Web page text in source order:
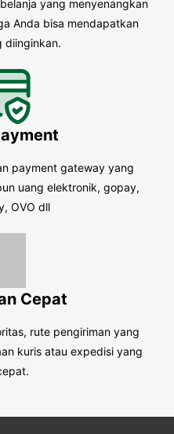
yang menyenangkan
Anda bisa mendapatkan
diinginkan.
payment gateway yang
uang elektronik, gopay,
OVO dll
Cepat
rute pengiriman yang
kuris atau expedisi yang